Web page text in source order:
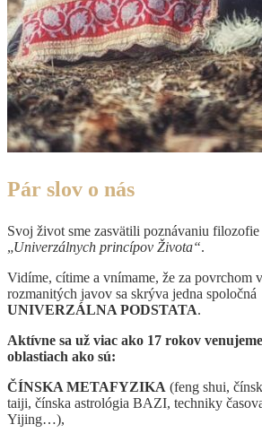
Pár slov o nás
Svoj život sme zasvätili poznávaniu filozofie
„Univerzálnych princípov Života“.
Vidíme, cítime a vnímame, že za povrchom
rozmanitých javov sa skrýva jedna spoločná
UNIVERZÁLNA PODSTATA.
Aktívne sa už viac ako 17 rokov
oblastiach ako sú:
ČÍNSKA METAFYZIKA (feng shui,
taiji, čínska astrológia BAZI, techniky
Yijing…),